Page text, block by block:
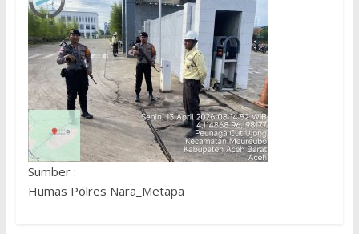
Sumber :
Humas Polres Nara_Metapa